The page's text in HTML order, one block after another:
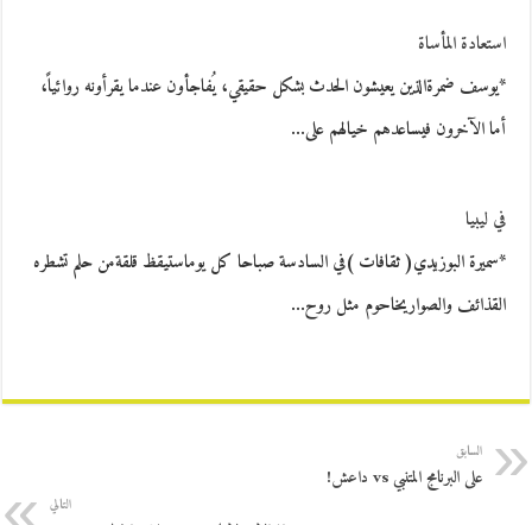
استعادة المأساة
*يوسف ضمرةالذين يعيشون الحدث بشكل حقيقي، يُفاجأون عندما يقرأونه روائياً،
أما الآخرون فيساعدهم خيالهم على…
في ليبيا
*سميرة البوزيدي( ثقافات )في السادسة صباحا كل يوماستيقظ قلقةمن حلم تشطره
القذائف والصواريخاحوم مثل روح…
السابق
على البرنامج المتنبي vs داعش!
التالي